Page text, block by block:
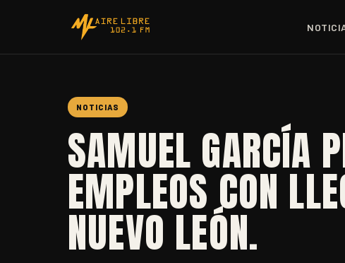
NOTICIAS
SAMUEL GARCÍA
EMPLEOS CON
NUEVO LEÓN.